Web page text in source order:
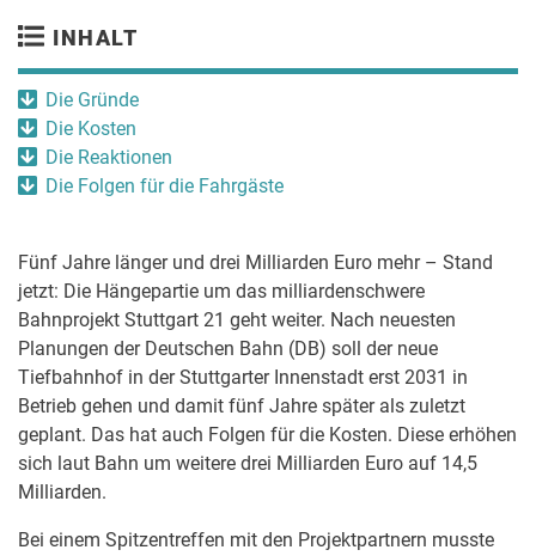
INHALT
Die Gründe
Die Kosten
Die Reaktionen
Die Folgen für die Fahrgäste
Fünf Jahre länger und drei Milliarden Euro mehr – Stand
jetzt: Die Hängepartie um das milliardenschwere
Bahnprojekt Stuttgart 21 geht weiter. Nach neuesten
Planungen der Deutschen Bahn (DB) soll der neue
Tiefbahnhof in der Stuttgarter Innenstadt erst 2031 in
Betrieb gehen und damit fünf Jahre später als zuletzt
geplant. Das hat auch Folgen für die Kosten. Diese erhöhen
sich laut Bahn um weitere drei Milliarden Euro auf 14,5
Milliarden.
Bei einem Spitzentreffen mit den Projektpartnern musste